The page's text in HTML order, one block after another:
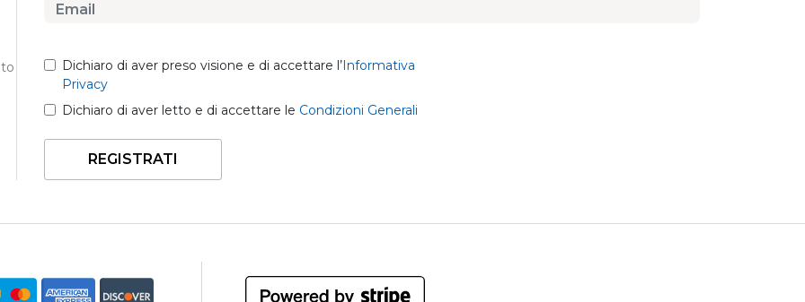
Dichiaro di aver preso visione e di accettare l’Informativa
Privacy
Dichiaro di aver letto e di accettare le Condizioni Generali
REGISTRATI